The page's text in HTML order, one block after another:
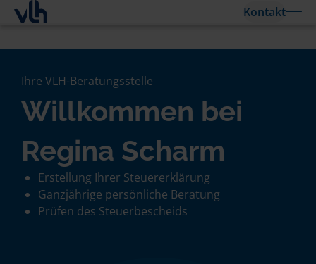
Kontakt
Ihre VLH-Beratungsstelle
Willkommen bei
Regina Scharm
Erstellung Ihrer Steuererklärung
Ganzjährige persönliche Beratung
Prüfen des Steuerbescheids